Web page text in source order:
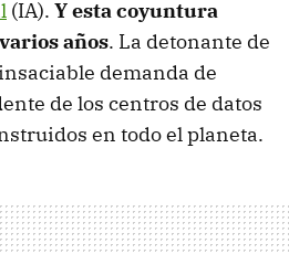
(IA). Y esta coyuntura
años. La detonante de
demanda de
de los centros de datos
en todo el planeta.